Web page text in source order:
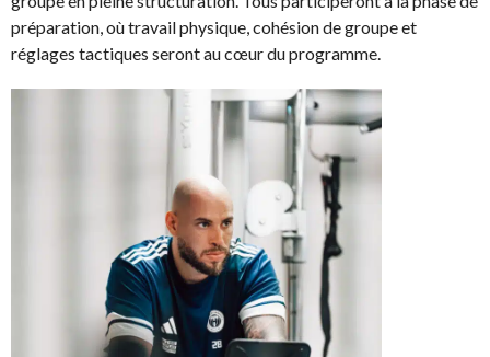
préparation, où travail physique, cohésion de groupe et
réglages tactiques seront au cœur du programme.